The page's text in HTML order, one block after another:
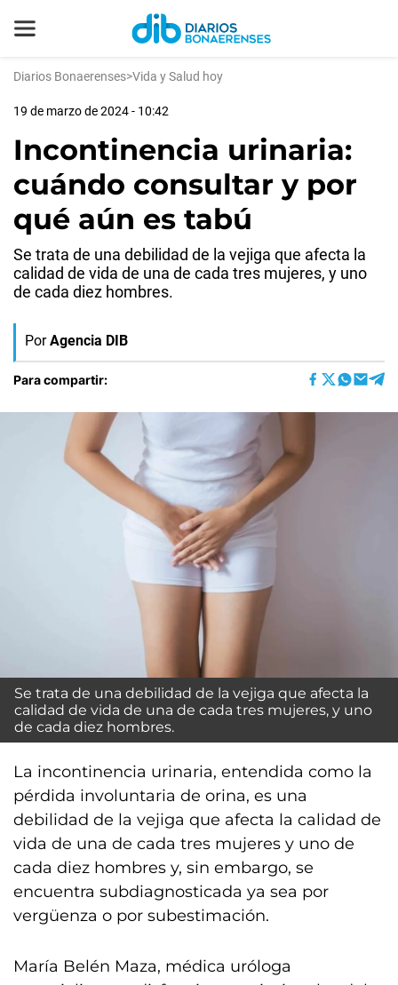
Diarios Bonaerenses>Vida y Salud hoy
19 de marzo de 2024 - 10:42
Incontinencia urinaria:
cuándo consultar y por
qué aún es tabú
Se trata de una debilidad de la vejiga que afecta la
calidad de vida de una de cada tres mujeres, y uno
de cada diez hombres.
Por Agencia DIB
Para compartir:
Se trata de una debilidad de la vejiga que afecta la
calidad de vida de una de cada tres mujeres, y uno
de cada diez hombres.
La incontinencia urinaria, entendida como la
pérdida involuntaria de orina, es una
debilidad de la vejiga que afecta la calidad de
vida de una de cada tres mujeres y uno de
cada diez hombres y, sin embargo, se
encuentra subdiagnosticada ya sea por
vergüenza o por subestimación.
María Belén Maza, médica uróloga